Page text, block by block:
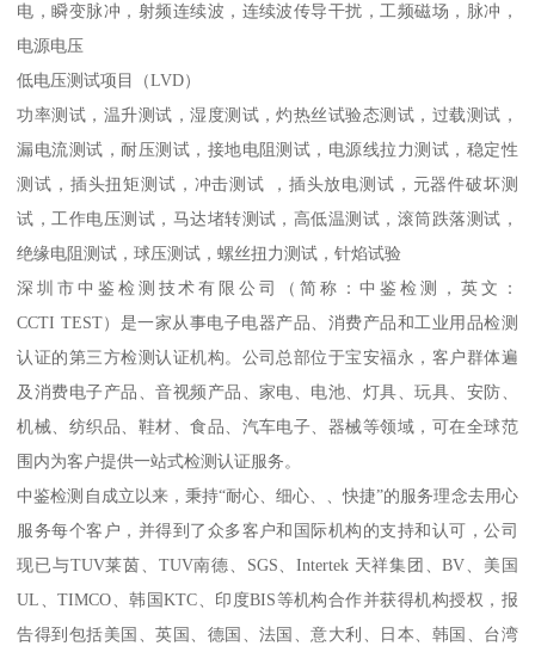
电，瞬变脉冲，射频连续波，连续波传导干扰，工频磁场，脉冲，
电源电压
低电压测试项目（LVD）
功率测试，温升测试，湿度测试，灼热丝试验态测试，过载测试，
漏电流测试，耐压测试，接地电阻测试，电源线拉力测试，稳定性
测试，插头扭矩测试，冲击测试 ，插头放电测试，元器件破坏测
试，工作电压测试，马达堵转测试，高低温测试，滚筒跌落测试，
绝缘电阻测试，球压测试，螺丝扭力测试，针焰试验
深圳市中鉴检测技术有限公司（简称：中鉴检测，英文：
CCTI TEST）是一家从事电子电器产品、消费产品和工业用品检测
认证的第三方检测认证机构。公司总部位于宝安福永，客户群体遍
及消费电子产品、音视频产品、家电、电池、灯具、玩具、安防、
机械、纺织品、鞋材、食品、汽车电子、器械等领域，可在全球范
围内为客户提供一站式检测认证服务。
中鉴检测自成立以来，秉持“耐心、细心、、快捷”的服务理念去用心
服务每个客户，并得到了众多客户和国际机构的支持和认可，公司
现已与TUV莱茵、TUV南德、SGS、Intertek 天祥集团、BV、美国
UL、TIMCO、韩国KTC、印度BIS等机构合作并获得机构授权，报
告得到包括美国、英国、德国、法国、意大利、日本、韩国、台湾